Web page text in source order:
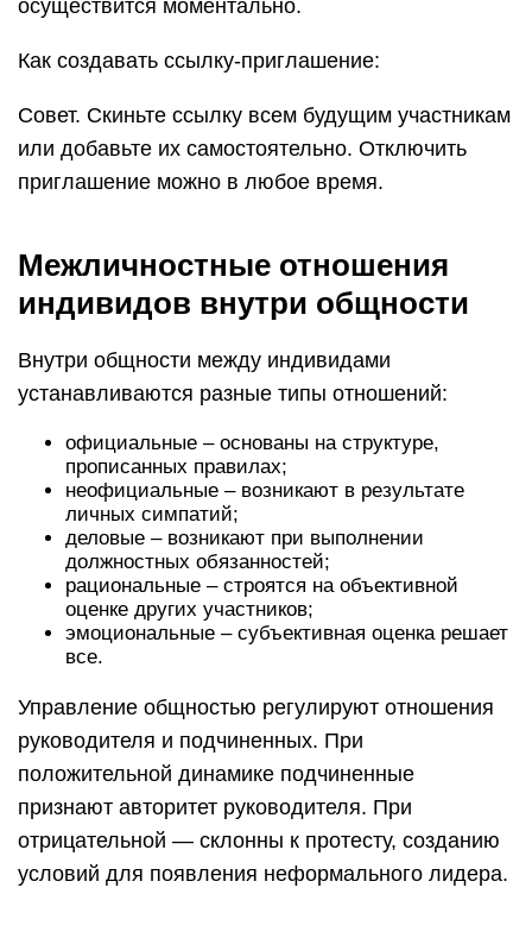
осуществится моментально.
Как создавать ссылку-приглашение:
Совет. Скиньте ссылку всем будущим участникам
или добавьте их самостоятельно. Отключить
приглашение можно в любое время.
Межличностные отношения
индивидов внутри общности
Внутри общности между индивидами
устанавливаются разные типы отношений:
официальные – основаны на структуре,
прописанных правилах;
неофициальные – возникают в результате
личных симпатий;
деловые – возникают при выполнении
должностных обязанностей;
рациональные – строятся на объективной
оценке других участников;
эмоциональные – субъективная оценка решает
все.
Управление общностью регулируют отношения
руководителя и подчиненных. При
положительной динамике подчиненные
признают авторитет руководителя. При
отрицательной — склонны к протесту, созданию
условий для появления неформального лидера.